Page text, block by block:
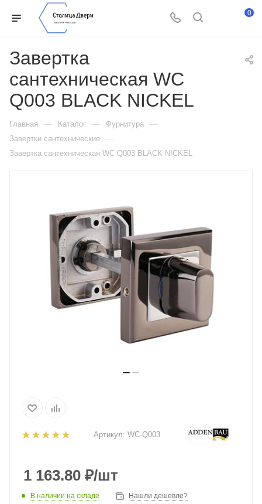
0
Завертка
сантехническая WC
Q003 BLACK NICKEL
Главная — Каталог — Фурнитура —
Завертки сантехнические —
Завертка сантехническая WC Q003 BLACK NICKEL
Артикул: WC-Q003
1 163.80 ₽/шт
В наличии на складе Нашли дешевле?